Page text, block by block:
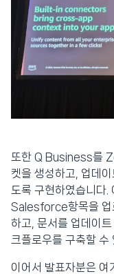
또한 Q Business를
켓을 생성하고, 업데
도록 구현하였습니다.
Salesforce항목을 업
하고, 문서를 업데이
크플로우를 구축할 수
이어서 발표자분은 여